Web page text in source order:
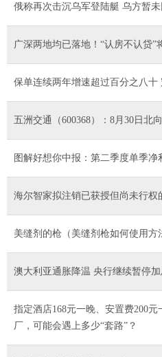
俄称再次击沉乌军登陆艇 乌方暂未
广深两地均已落地！“认房不认贷”
保单连续两年增速超过百分之八十
五洲交通（600368）：8月30日北
图解好想你中报：第二季度单季净
海尔智家拟注销已获授但尚未行权
美缝剂的枪（美缝剂枪如何使用方
澳大利亚通胀降温 央行继续暂停
指定酒店168元一晚、安置费200
厂，可能会遇上多少“套路”？